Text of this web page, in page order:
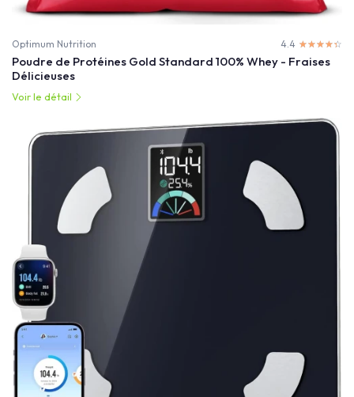
Optimum Nutrition 4.4 ☆☆☆☆☆
★★★★★
Poudre de Protéines Gold Standard 100% Whey - Fraises
Délicieuses
Voir le détail